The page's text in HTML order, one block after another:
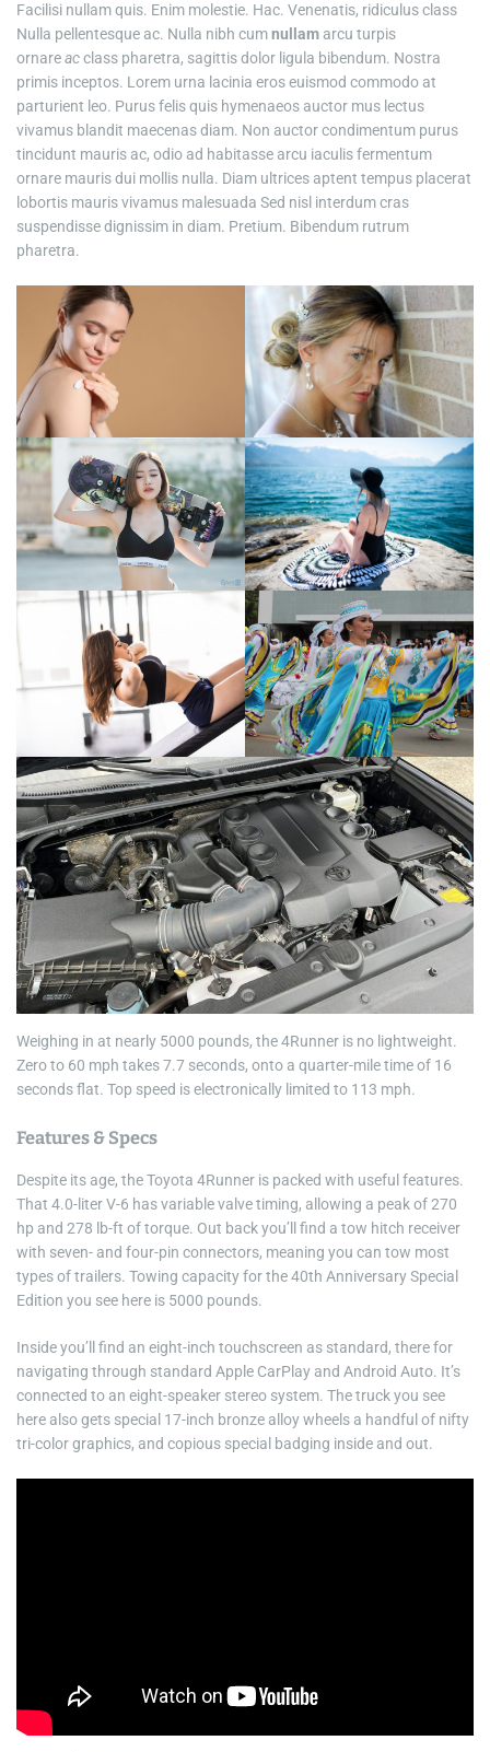
Facilisi nullam quis. Enim molestie. Hac. Venenatis, ridiculus class
Nulla pellentesque ac. Nulla nibh cumnullam arcu turpis
ornareacclass pharetra, sagittis dolor ligula bibendum. Nostra
primis inceptos. Lorem urna lacinia eros euismod commodo at
parturient leo. Purus felis quis hymenaeos auctor mus lectus
vivamus blandit maecenas diam. Non auctor condimentum purus
tincidunt mauris ac, odio ad habitasse arcu iaculis fermentum
ornare mauris dui mollis nulla. Diam ultrices aptent tempus placerat
lobortis mauris vivamus malesuada Sed nisl interdum cras
suspendisse dignissim in diam. Pretium. Bibendum rutrum
pharetra.
Weighing in at nearly 5000 pounds, the 4Runner is no lightweight.
Zero to 60 mph takes 7.7 seconds, onto a quarter-mile time of 16
seconds flat. Top speed is electronically limited to 113 mph.
Features & Specs
Despite its age, the Toyota 4Runner is packed with useful features.
That 4.0-liter V-6 has variable valve timing, allowing a peak of 270
hp and 278 lb-ft of torque. Out back you’ll find a tow hitch receiver
with seven- and four-pin connectors, meaning you can tow most
types of trailers. Towing capacity for the 40th Anniversary Special
Edition you see here is 5000 pounds.
Inside you’ll find an eight-inch touchscreen as standard, there for
navigating through standard Apple CarPlay and Android Auto. It’s
connected to an eight-speaker stereo system. The truck you see
here also gets special 17-inch bronze alloy wheels a handful of nifty
tri-color graphics, and copious special badging inside and out.